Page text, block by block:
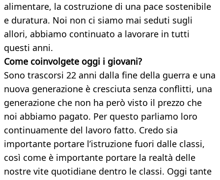
alimentare, la costruzione di una pace sostenibile
e duratura. Noi non ci siamo mai seduti sugli
allori, abbiamo continuato a lavorare in tutti
questi anni.
Come coinvolgete oggi i giovani?
Sono trascorsi 22 anni dalla fine della guerra e una
nuova generazione è cresciuta senza conflitti, una
generazione che non ha però visto il prezzo che
noi abbiamo pagato. Per questo parliamo loro
continuamente del lavoro fatto. Credo sia
importante portare l’istruzione fuori dalle classi,
così come è importante portare la realtà delle
nostre vite quotidiane dentro le classi. Oggi tante